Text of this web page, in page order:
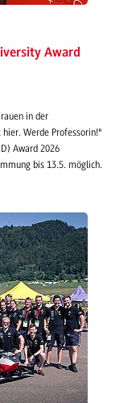
Award
in der
Werde Professorin!"
Award 2026
bis 13.5. möglich.